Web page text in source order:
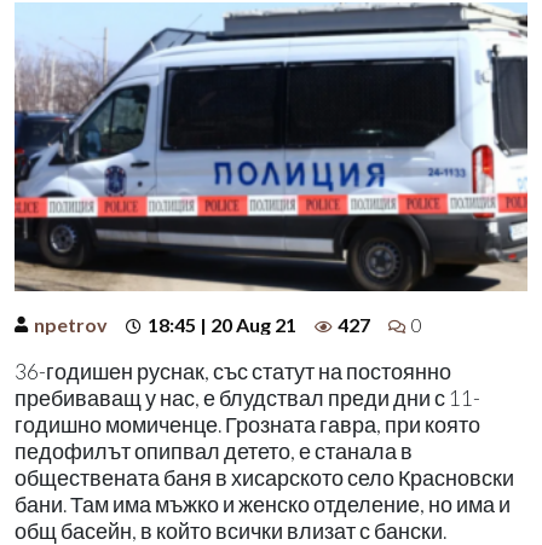
npetrov 18:45 | 20 Aug 21 427 0
36-годишен руснак, със статут на постоянно
пребиваващ у нас, е блудствал преди дни с 11-
годишно момиченце. Грозната гавра, при която
педофилът опипвал детето, е станала в
обществената баня в хисарското село Красновски
бани. Там има мъжко и женско отделение, но има и
общ басейн, в който всички влизат с бански.